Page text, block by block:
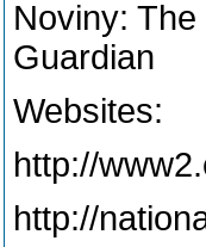
Noviny:
Guardian
Websites:
http://
http://